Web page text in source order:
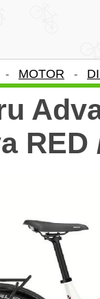
- MOTOR -
RED